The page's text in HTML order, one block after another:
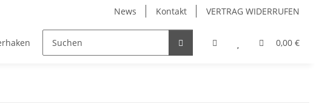
News Kontakt VERTRAG WIDERRUFEN
0,00 €
Möbelgriffe, Möbelknöpfe Küchenschubladen,